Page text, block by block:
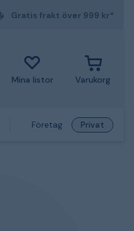
Gratis frakt över 999 kr*
Mina listor Varukorg
Företag Privat